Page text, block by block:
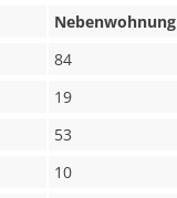
Nebenwohnung
84
19
53
10